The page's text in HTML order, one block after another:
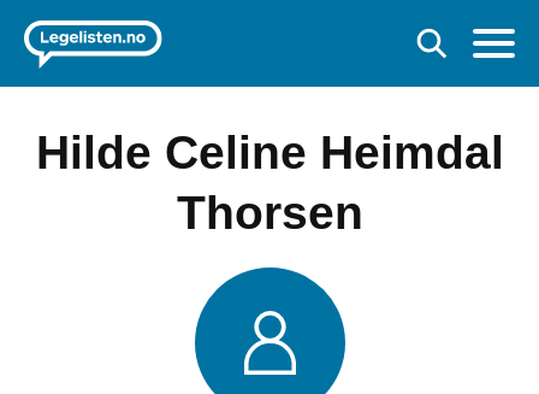
Hilde Celine Heimdal
Thorsen